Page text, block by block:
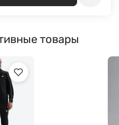
товары